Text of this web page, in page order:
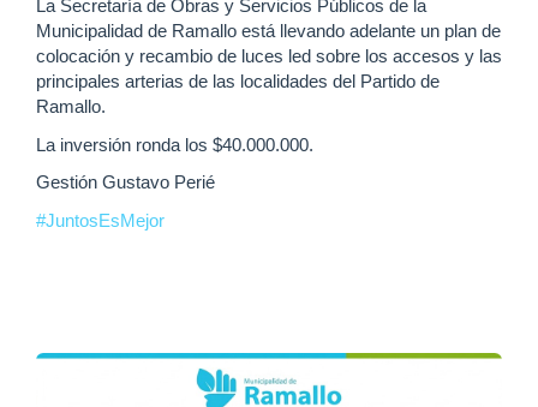
La Secretaría de Obras y Servicios Públicos de la
Municipalidad de Ramallo está llevando adelante un plan de
colocación y recambio de luces led sobre los accesos y las
principales arterias de las localidades del Partido de
Ramallo.
La inversión ronda los $40.000.000.
Gestión Gustavo Perié
#JuntosEsMejor